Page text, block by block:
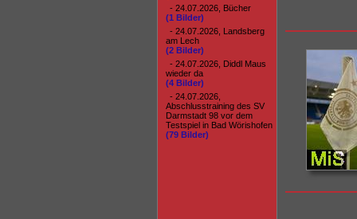
- 24.07.2026, Bücher
(1 Bilder)
- 24.07.2026, Landsberg
am Lech
(2 Bilder)
- 24.07.2026, Diddl Maus
wieder da
(4 Bilder)
- 24.07.2026,
Abschlusstraining des SV
Darmstadt 98 vor dem
Testspiel in Bad Wörishofen
(79 Bilder)